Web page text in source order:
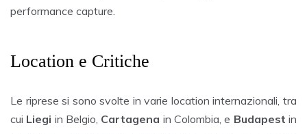
performance capture.
Location e Critiche
Le riprese si sono svolte in varie location internazionali, tra
cui Liegi in Belgio, Cartagena in Colombia, e Budapest in